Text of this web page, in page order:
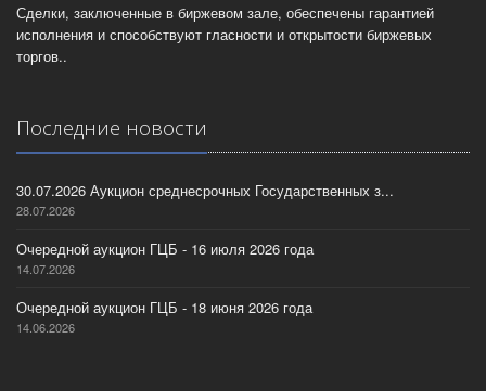
Сделки, заключенные в биржевом зале, обеспечены гарантией
исполнения и способствуют гласности и открытости биржевых
торгов..
Последние новости
30.07.2026 Аукцион среднесрочных Государственных з...
28.07.2026
Очередной аукцион ГЦБ - 16 июля 2026 года
14.07.2026
Очередной аукцион ГЦБ - 18 июня 2026 года
14.06.2026